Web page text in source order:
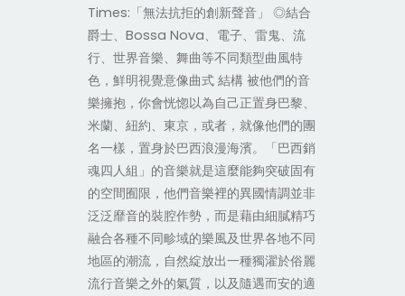
Times:「無法抗拒的創新聲音」 ◎結合
爵士、Bossa Nova、電子、雷鬼、流
行、世界音樂、舞曲等不同類型曲風特
色，鮮明視覺意像曲式 結構 被他們的音
樂擁抱，你會恍惚以為自己正置身巴黎、
米蘭、紐約、東京，或者，就像他們的團
名一樣，置身於巴西浪漫海濱。「巴西銷
魂四人組」的音樂就是這麼能夠突破固有
的空間囿限，他們音樂裡的異國情調並非
泛泛靡音的裝腔作勢，而是藉由細膩精巧
融合各種不同畛域的樂風及世界各地不同
地區的潮流，自然綻放出一種獨濯於俗麗
流行音樂之外的氣質，以及隨遇而安的適